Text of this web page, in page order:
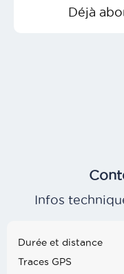
Déjà
Infos
Durée et distance
Traces GPS